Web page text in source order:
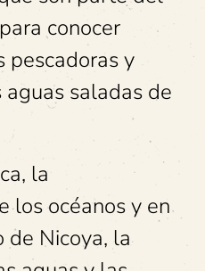
conocer
pescadoras y
saladas de
la
los océanos y en
de Nicoya, la